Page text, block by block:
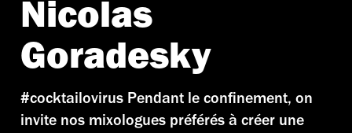
Nicolas
Goradesky
#cocktailovirus Pendant le confinement, on
invite nos mixologues préférés à créer une